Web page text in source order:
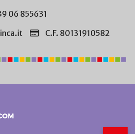
06 855631
C.F. 80131910582